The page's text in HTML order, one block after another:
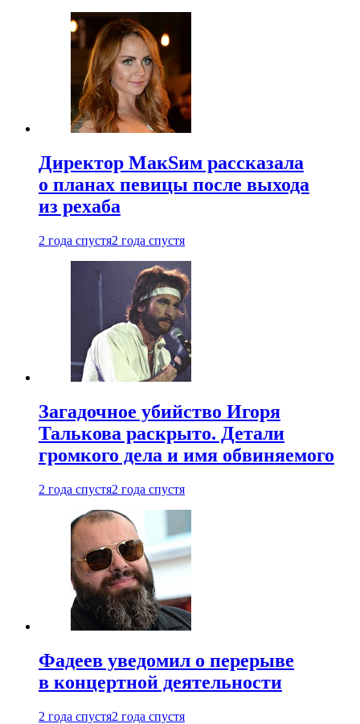
Директор МакSим рассказала
о планах певицы после выхода
из рехаба
2 года спустя2 года спустя
Загадочное убийство Игоря
Талькова раскрыто. Детали
громкого дела и имя обвиняемого
2 года спустя2 года спустя
Фадеев уведомил о перерыве
в концертной деятельности
2 года спустя2 года спустя